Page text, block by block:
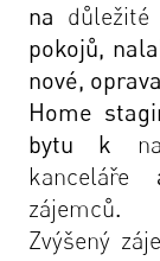
na důležité
pokojů,
nové,
Home
bytu k
kanceláře
zájemců.
Zvýšený